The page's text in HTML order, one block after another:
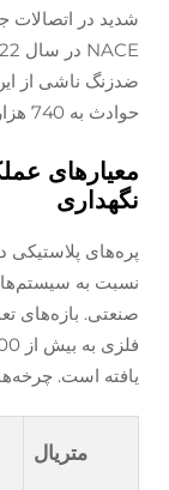
شدید در اتصالات
ضدزنگ ناشی از
حوادث به 740 هزار دلار رسیده است (Ponemon 2023).
معیارهای
نگهداری
نسبت به
یافته است.
متریال